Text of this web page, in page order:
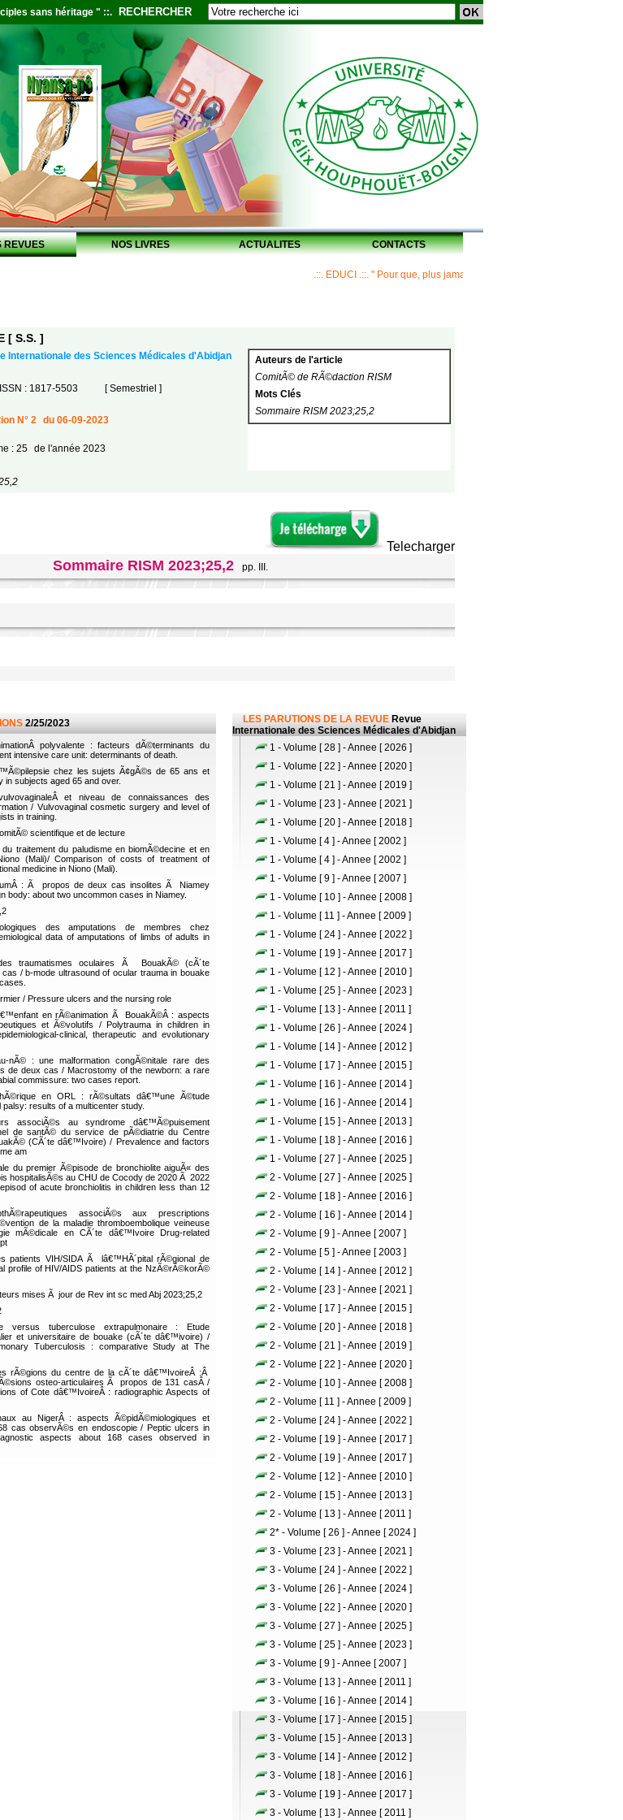
sans héritage " ::. RECHERCHER
REVUES NOS LIVRES ACTUALITES CONTACTS
.::. EDUCI .::. " Pour que, plus jamais, un Maître ne laisse ses disciples
[ S.S. ]
Internationale des Sciences Médicales d'Abidjan
Auteurs de l'article
ComitÃ© de RÃ©daction RISM
Mots Clés
Sommaire RISM 2023;25,2
: 1817-5503 [ Semestriel ]
N° 2 du 06-09-2023
: 25 de l'année 2023
Telecharger
Sommaire RISM 2023;25,2 pp. III.
2/25/2023
polyvalente : facteurs dÃ©terminants du
intensive care unit: determinants of death.
chez les sujets Ã¢gÃ©s de 65 ans et
subjects aged 65 and over.
et niveau de connaissances des
/ Vulvovaginal cosmetic surgery and level of
in training.
scientifique et de lecture
traitement du paludisme en biomÃ©decine et en
(Mali)/ Comparison of costs of treatment of
medicine in Niono (Mali).
: Ã propos de deux cas insolites Ã Niamey
body: about two uncommon cases in Niamey.
des amputations de membres chez
data of amputations of limbs of adults in
traumatismes oculaires Ã BouakÃ© (cÃ´te
/ b-mode ultrasound of ocular trauma in bouake
/ Pressure ulcers and the nursing role
en rÃ©animation Ã BouakÃ©Â : aspects
et Ã©volutifs / Polytrauma in children in
clinical, therapeutic and evolutionary
nÃ© : une malformation congÃ©nitale rare des
de deux cas / Macrostomy of the newborn: a rare
commissure: two cases report.
en ORL : rÃ©sultats dâ€™une Ã©tude
results of a multicenter study.
associÃ©s au syndrome dâ€™Ã©puisement
de santÃ© du service de pÃ©diatrie du Centre
(CÃ´te dâ€™Ivoire) / Prevalence and factors
am
du premier Ã©pisode de bronchiolite aiguÃ« des
hospitalisÃ©s au CHU de Cocody de 2020 Ã 2022
of acute bronchiolitis in children less than 12
associÃ©s aux prescriptions
de la maladie thromboembolique veineuse
mÃ©dicale en CÃ´te dâ€™Ivoire Drug-related
patients VIH/SIDA Ã lâ€™HÃ´pital rÃ©gional de
profile of HIV/AIDS patients at the NzÃ©rÃ©korÃ©
mises Ã jour de Rev int sc med Abj 2023;25,2
versus tuberculose extrapulmonaire : Etude
et universitaire de bouake (cÃ´te dâ€™ivoire) /
Tuberculosis : comparative Study at The
rÃ©gions du centre de la cÃ´te dâ€™IvoireÂ :Â
osteo-articulaires Ã propos de 131 casÂ /
of Cote dâ€™IvoireÂ : radiographic Aspects of
au NigerÂ : aspects Ã©pidÃ©miologiques et
cas observÃ©s en endoscopie / Peptic ulcers in
aspects about 168 cases observed in
LES PARUTIONS DE LA REVUE Revue
Internationale des Sciences Médicales d'Abidjan
1 - Volume [ 28 ] - Annee [ 2026 ]
1 - Volume [ 22 ] - Annee [ 2020 ]
1 - Volume [ 21 ] - Annee [ 2019 ]
1 - Volume [ 23 ] - Annee [ 2021 ]
1 - Volume [ 20 ] - Annee [ 2018 ]
1 - Volume [ 4 ] - Annee [ 2002 ]
1 - Volume [ 4 ] - Annee [ 2002 ]
1 - Volume [ 9 ] - Annee [ 2007 ]
1 - Volume [ 10 ] - Annee [ 2008 ]
1 - Volume [ 11 ] - Annee [ 2009 ]
1 - Volume [ 24 ] - Annee [ 2022 ]
1 - Volume [ 19 ] - Annee [ 2017 ]
1 - Volume [ 12 ] - Annee [ 2010 ]
1 - Volume [ 25 ] - Annee [ 2023 ]
1 - Volume [ 13 ] - Annee [ 2011 ]
1 - Volume [ 26 ] - Annee [ 2024 ]
1 - Volume [ 14 ] - Annee [ 2012 ]
1 - Volume [ 17 ] - Annee [ 2015 ]
1 - Volume [ 16 ] - Annee [ 2014 ]
1 - Volume [ 16 ] - Annee [ 2014 ]
1 - Volume [ 15 ] - Annee [ 2013 ]
1 - Volume [ 18 ] - Annee [ 2016 ]
1 - Volume [ 27 ] - Annee [ 2025 ]
2 - Volume [ 27 ] - Annee [ 2025 ]
2 - Volume [ 18 ] - Annee [ 2016 ]
2 - Volume [ 16 ] - Annee [ 2014 ]
2 - Volume [ 9 ] - Annee [ 2007 ]
2 - Volume [ 5 ] - Annee [ 2003 ]
2 - Volume [ 14 ] - Annee [ 2012 ]
2 - Volume [ 23 ] - Annee [ 2021 ]
2 - Volume [ 17 ] - Annee [ 2015 ]
2 - Volume [ 20 ] - Annee [ 2018 ]
2 - Volume [ 21 ] - Annee [ 2019 ]
2 - Volume [ 22 ] - Annee [ 2020 ]
2 - Volume [ 10 ] - Annee [ 2008 ]
2 - Volume [ 11 ] - Annee [ 2009 ]
2 - Volume [ 24 ] - Annee [ 2022 ]
2 - Volume [ 19 ] - Annee [ 2017 ]
2 - Volume [ 19 ] - Annee [ 2017 ]
2 - Volume [ 12 ] - Annee [ 2010 ]
2 - Volume [ 15 ] - Annee [ 2013 ]
2 - Volume [ 13 ] - Annee [ 2011 ]
2* - Volume [ 26 ] - Annee [ 2024 ]
3 - Volume [ 23 ] - Annee [ 2021 ]
3 - Volume [ 24 ] - Annee [ 2022 ]
3 - Volume [ 26 ] - Annee [ 2024 ]
3 - Volume [ 22 ] - Annee [ 2020 ]
3 - Volume [ 27 ] - Annee [ 2025 ]
3 - Volume [ 25 ] - Annee [ 2023 ]
3 - Volume [ 9 ] - Annee [ 2007 ]
3 - Volume [ 13 ] - Annee [ 2011 ]
3 - Volume [ 16 ] - Annee [ 2014 ]
3 - Volume [ 17 ] - Annee [ 2015 ]
3 - Volume [ 15 ] - Annee [ 2013 ]
3 - Volume [ 14 ] - Annee [ 2012 ]
3 - Volume [ 18 ] - Annee [ 2016 ]
3 - Volume [ 19 ] - Annee [ 2017 ]
3 - Volume [ 13 ] - Annee [ 2011 ]